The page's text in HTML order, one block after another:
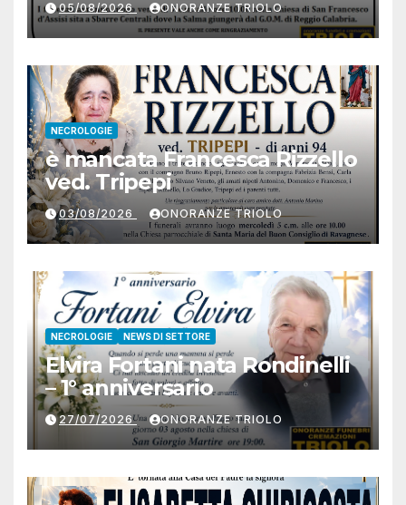
05/08/2026 ONORANZE TRIOLO
NECROLOGIE
è mancata Francesca Rizzello
ved. Tripepi
03/08/2026 ONORANZE TRIOLO
NECROLOGIE NEWS DI SETTORE
Elvira Fortani nata Rondinelli
– 1° anniversario
27/07/2026 ONORANZE TRIOLO